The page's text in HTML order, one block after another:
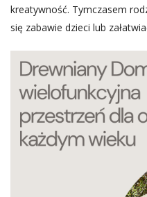
kreatywność. Tymczasem
się zabawie dzieci lub